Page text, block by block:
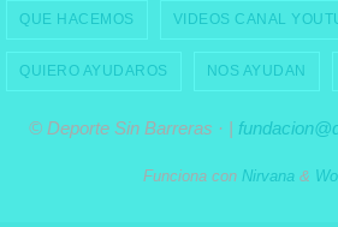
QUE HACEMOS VIDEOS CANAL
QUIERO AYUDAROS NOS AYUDAN
© Deporte Sin Barreras · |
Funciona con Nirvana&